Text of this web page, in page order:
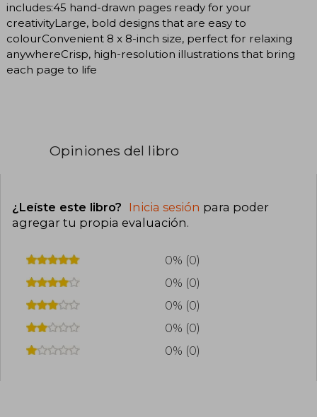
includes:45 hand-drawn pages ready for your
creativityLarge, bold designs that are easy to
colourConvenient 8 x 8-inch size, perfect for relaxing
anywhereCrisp, high-resolution illustrations that bring
each page to life
Opiniones del libro
¿Leíste este libro? Inicia sesión para poder
agregar tu propia evaluación.
0% (0)
0% (0)
0% (0)
0% (0)
0% (0)